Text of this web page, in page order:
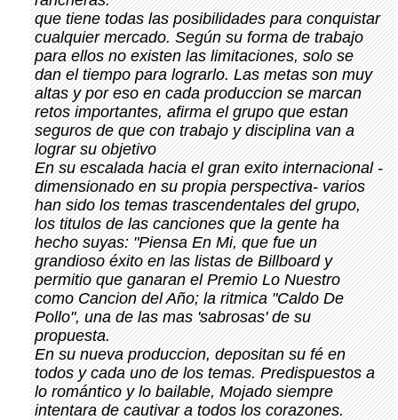
que tiene todas las posibilidades para conquistar
cualquier mercado. Según su forma de trabajo
para ellos no existen las limitaciones, solo se
dan el tiempo para lograrlo. Las metas son muy
altas y por eso en cada produccion se marcan
retos importantes, afirma el grupo que estan
seguros de que con trabajo y disciplina van a
lograr su objetivo
En su escalada hacia el gran exito internacional -
dimensionado en su propia perspectiva- varios
han sido los temas trascendentales del grupo,
los titulos de las canciones que la gente ha
hecho suyas: "Piensa En Mi, que fue un
grandioso éxito en las listas de Billboard y
permitio que ganaran el Premio Lo Nuestro
como Cancion del Año; la ritmica "Caldo De
Pollo", una de las mas 'sabrosas' de su
propuesta.
En su nueva produccion, depositan su fé en
todos y cada uno de los temas. Predispuestos a
lo romántico y lo bailable, Mojado siempre
intentara de cautivar a todos los corazones.